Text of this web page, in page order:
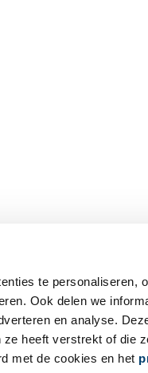
te personaliseren,
Ook delen we
en analyse.
heeft verstrekt of die
met de cookies en het